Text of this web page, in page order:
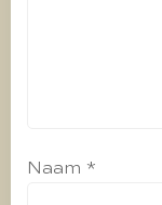
Naam *